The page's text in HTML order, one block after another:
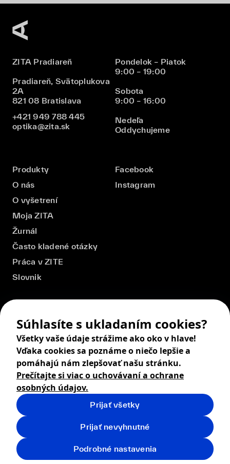
ZITA Pradiareň
Pradiareň, Svätoplukova
2A
821 08 Bratislava
+421 949 788 445
optika@zita.sk
Pondelok – Piatok
9:00 – 19:00
Sobota
9:00 – 16:00
Nedeľa
Oddychujeme
Produkty
O nás
O vyšetrení
Moja ZITA
Žurnál
Často kladené otázky
Práca v ZITE
Slovnik
Facebook
Instagram
© 2026 ZITA, design by khn office,
Digital products by
Obchodné podmienky
Vrátenie tovaru
Doprava Cookies
Súhlasíte s ukladaním cookies?
Všetky vaše údaje strážime ako oko v hlave!
Vďaka cookies sa poznáme o niečo lepšie a
pomáhajú nám zlepšovať našu stránku.
Prečítajte si viac o uchovávaní a ochrane
osobných údajov.
Prijať všetky
Prijať nevyhnutné
Podrobné nastavenia